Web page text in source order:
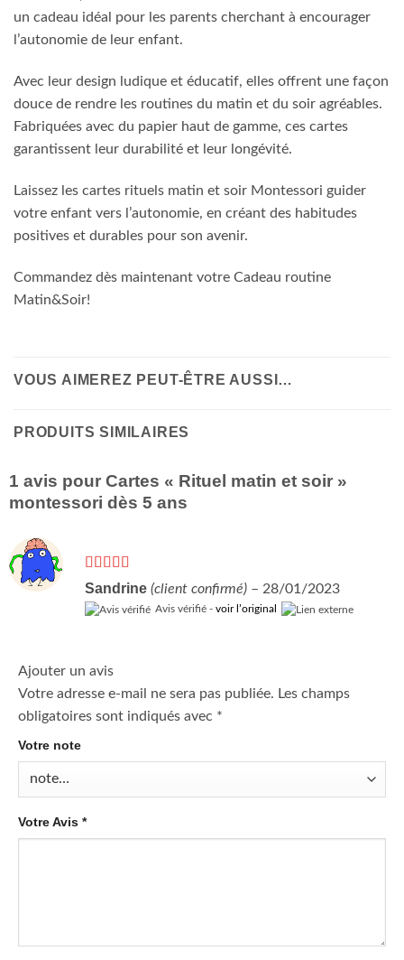
un cadeau idéal pour les parents cherchant à encourager
l’autonomie de leur enfant.
Avec leur design ludique et éducatif, elles offrent une façon
douce de rendre les routines du matin et du soir agréables.
Fabriquées avec du papier haut de gamme, ces cartes
garantissent leur durabilité et leur longévité.
Laissez les cartes rituels matin et soir Montessori guider
votre enfant vers l’autonomie, en créant des habitudes
positives et durables pour son avenir.
Commandez dès maintenant votre Cadeau routine
Matin&Soir!
VOUS AIMEREZ PEUT-ÊTRE AUSSI…
PRODUITS SIMILAIRES
1 avis pour Cartes « Rituel matin et soir »
montessori dès 5 ans
Note5sur 5
Sandrine (client confirmé) – 28/01/2023
Avis vérifié - voir l’original
Ajouter un avis
Votre adresse e-mail ne sera pas publiée. Les champs
obligatoires sont indiqués avec *
Votre note
Votre Avis *